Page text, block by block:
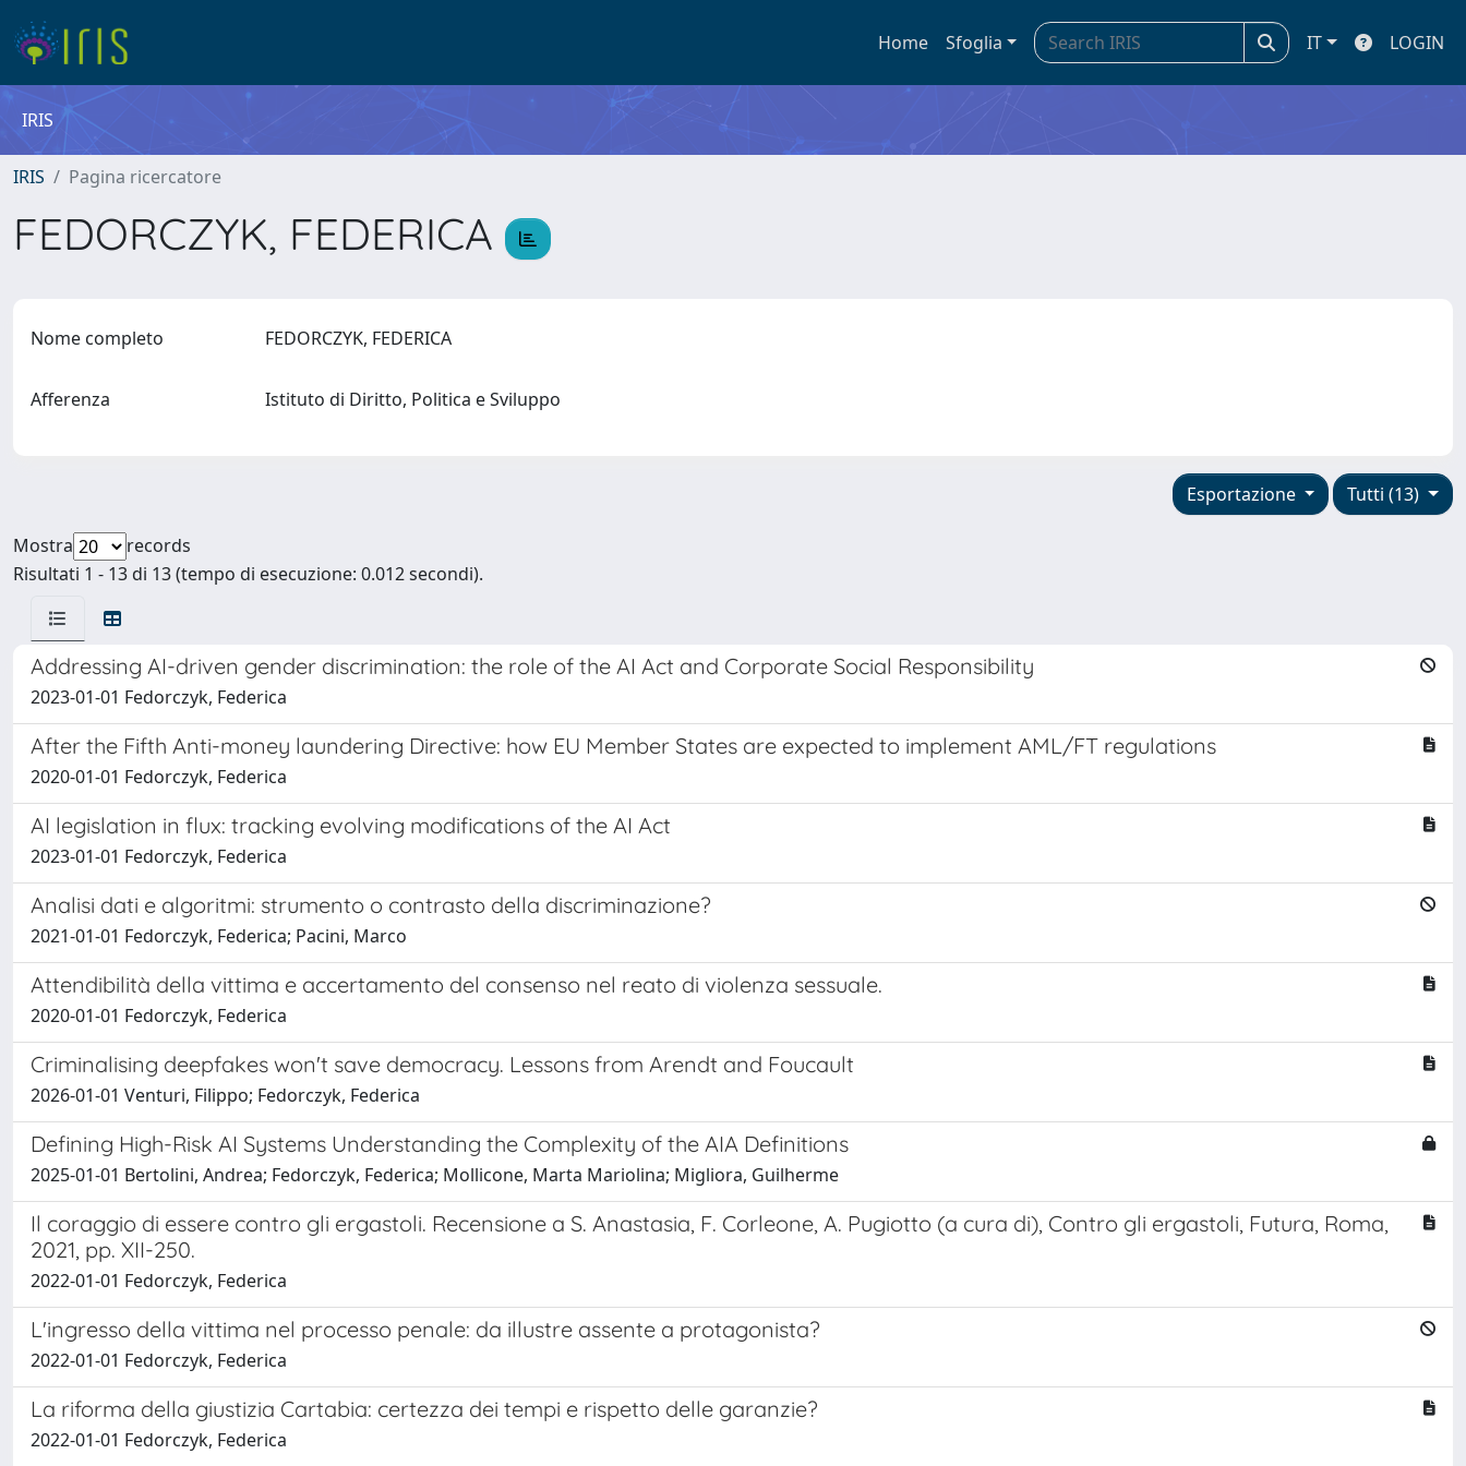
Home Sfoglia IT LOGIN
IRIS
IRIS Pagina ricercatore
FEDORCZYK, FEDERICA
Nome completo FEDORCZYK, FEDERICA
Afferenza Istituto di Diritto, Politica e Sviluppo
Tutti (13)
Esportazione
Mostra
records
Risultati 1 - 13 di 13 (tempo di esecuzione: 0.012 secondi).
Addressing AI-driven gender discrimination: the role of the AI Act and Corporate Social Responsibility
2023-01-01 Fedorczyk, Federica
After the Fifth Anti-money laundering Directive: how EU Member States are expected to implement AML/FT regulations
2020-01-01 Fedorczyk, Federica
AI legislation in flux: tracking evolving modifications of the AI Act
2023-01-01 Fedorczyk, Federica
Analisi dati e algoritmi: strumento o contrasto della discriminazione?
2021-01-01 Fedorczyk, Federica; Pacini, Marco
Attendibilità della vittima e accertamento del consenso nel reato di violenza sessuale.
2020-01-01 Fedorczyk, Federica
Criminalising deepfakes won't save democracy. Lessons from Arendt and Foucault
2026-01-01 Venturi, Filippo; Fedorczyk, Federica
Defining High-Risk AI Systems Understanding the Complexity of the AIA Definitions
2025-01-01 Bertolini, Andrea; Fedorczyk, Federica; Mollicone, Marta Mariolina; Migliora, Guilherme
Il coraggio di essere contro gli ergastoli. Recensione a S. Anastasia, F. Corleone, A. Pugiotto (a cura di), Contro gli ergastoli, Futura, Roma,
2021, pp. XII-250.
2022-01-01 Fedorczyk, Federica
L'ingresso della vittima nel processo penale: da illustre assente a protagonista?
2022-01-01 Fedorczyk, Federica
La riforma della giustizia Cartabia: certezza dei tempi e rispetto delle garanzie?
2022-01-01 Fedorczyk, Federica